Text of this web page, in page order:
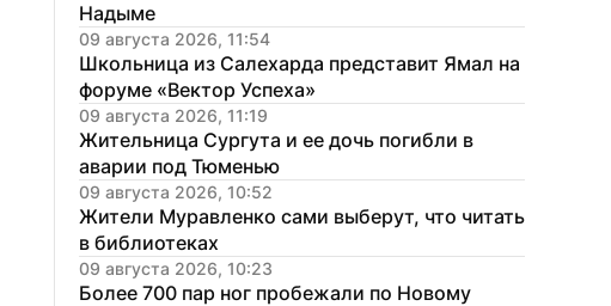
Надыме
09 августа 2026, 11:54
Школьница из Салехарда представит Ямал на
форуме «Вектор Успеха»
09 августа 2026, 11:19
Жительница Сургута и ее дочь погибли в
аварии под Тюменью
09 августа 2026, 10:52
Жители Муравленко сами выберут, что читать
в библиотеках
09 августа 2026, 10:23
Более 700 пар ног пробежали по Новому